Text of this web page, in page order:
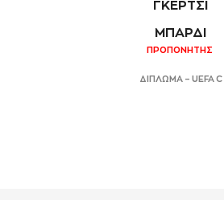
ΓΚΕΡΤΣΙ
ΜΠΑΡΔΙ
ΠΡΟΠΟΝΗΤΗΣ
ΔΙΠΛΩΜΑ – UEFA C